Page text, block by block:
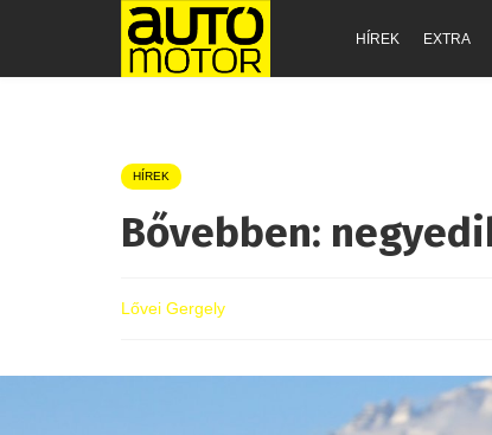
HÍREK EXTRA
HÍREK
Bővebben:
Lővei Gergely